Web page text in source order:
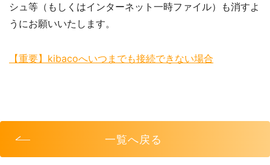
シュ等（もしくはインターネット一時ファイル）も消すよ
うにお願いいたします。
【重要】kibacoへいつまでも接続できない場合
一覧へ戻る